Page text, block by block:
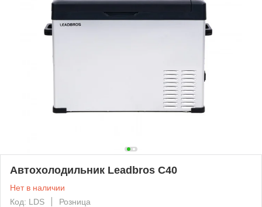
Автохолодильник Leadbros C40
Нет в наличии
Код: LDS
Розница